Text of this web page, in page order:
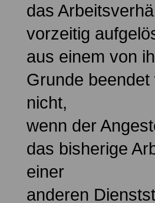
das
vorzeitig
aus einem von
Grunde
nicht,
wenn der
das bisherige
einer
anderen